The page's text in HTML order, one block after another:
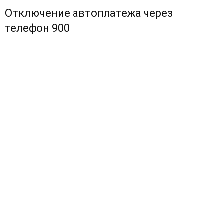
Отключение автоплатежа через
телефон 900